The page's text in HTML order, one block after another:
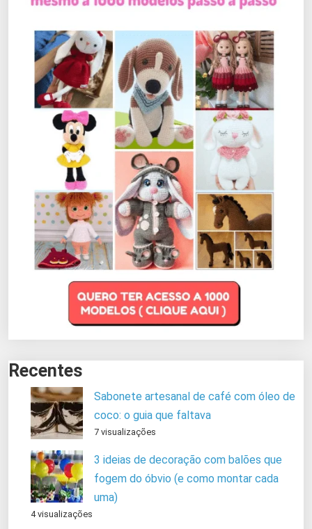
Recentes
Sabonete artesanal de café com óleo de
coco: o guia que faltava
7 visualizações
3 ideias de decoração com balões que
fogem do óbvio (e como montar cada
uma)
4 visualizações